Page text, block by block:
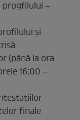
progfilului –
și
(până la ora
16:00 –
finale